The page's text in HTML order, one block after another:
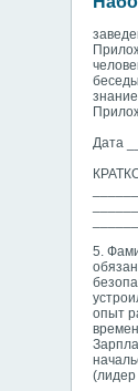
Дата
5.
опыт
(лидер